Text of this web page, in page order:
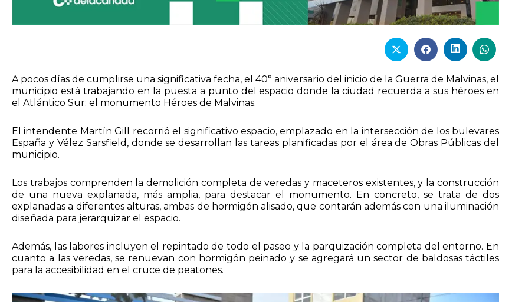
A pocos días de cumplirse una significativa fecha, el 40° aniversario del inicio de la Guerra de Malvinas, el
municipio está trabajando en la puesta a punto del espacio donde la ciudad recuerda a sus héroes en
el Atlántico Sur: el monumento Héroes de Malvinas.
El intendente Martín Gill recorrió el significativo espacio, emplazado en la intersección de los bulevares
España y Vélez Sarsfield, donde se desarrollan las tareas planificadas por el área de Obras Públicas del
municipio.
Los trabajos comprenden la demolición completa de veredas y maceteros existentes, y la construcción
de una nueva explanada, más amplia, para destacar el monumento. En concreto, se trata de dos
explanadas a diferentes alturas, ambas de hormigón alisado, que contarán además con una iluminación
diseñada para jerarquizar el espacio.
Además, las labores incluyen el repintado de todo el paseo y la parquización completa del entorno. En
cuanto a las veredas, se renuevan con hormigón peinado y se agregará un sector de baldosas táctiles
para la accesibilidad en el cruce de peatones.